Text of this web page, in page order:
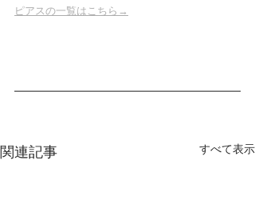
ピアスの一覧はこちら→
関連記事 すべて表示